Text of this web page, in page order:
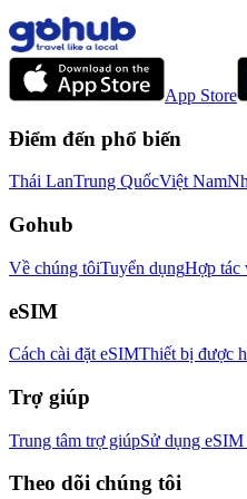
App Store
Điểm đến phổ biến
Thái LanTrung QuốcViệt Nam
Gohub
Về chúng tôiTuyển dụngHợp tác
eSIM
Cách cài đặt eSIMThiết bị được
Trợ giúp
Trung tâm trợ giúpSử dụng eSIM
Theo dõi chúng tôi